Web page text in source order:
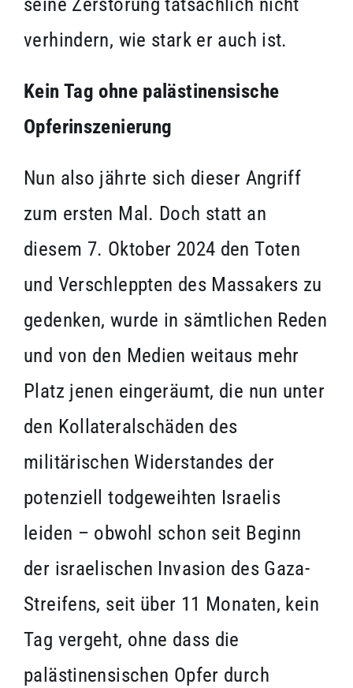
verhindern, wie stark er auch ist.
Kein Tag ohne palästinensische
Opferinszenierung
Nun also jährte sich dieser Angriff
zum ersten Mal. Doch statt an
diesem 7. Oktober 2024 den Toten
und Verschleppten des Massakers zu
gedenken, wurde in sämtlichen Reden
und von den Medien weitaus mehr
Platz jenen eingeräumt, die nun unter
den Kollateralschäden des
militärischen Widerstandes der
potenziell todgeweihten Israelis
leiden – obwohl schon seit Beginn
der israelischen Invasion des Gaza-
Streifens, seit über 11 Monaten, kein
Tag vergeht, ohne dass die
palästinensischen Opfer durch